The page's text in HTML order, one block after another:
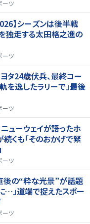
ーツ
】シーズンは後半戦
独走する太田格之進の
ーツ
ヨタ24歳伏兵、最終コー
を逸したラリーで」最後
ーツ
ニューウェイが語ったホ
くも「そのおかげで緊
ーツ
後の“粋な光景”が話題
…」道端で捉えたスポー
ーツ